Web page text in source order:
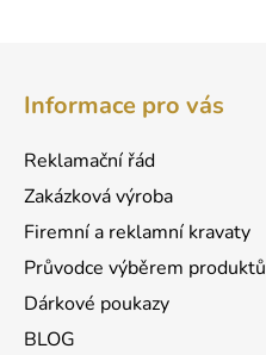
Informace pro vás
Reklamační řád
Zakázková výroba
Firemní a reklamní kravaty
Průvodce výběrem produktů
Dárkové poukazy
BLOG